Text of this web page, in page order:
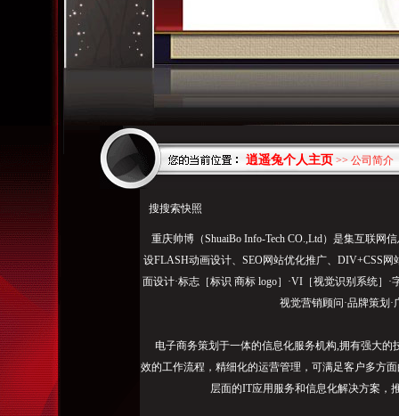
逍遥兔个人主页 >> 公司简介
搜搜索快照
重庆帅博（ShuaiBo Info-Tech CO.,Ltd）是集互联网
设FLASH动画设计、SEO网站优化推广、DIV+CSS
面设计·标志［标识 商标 logo］·VI［视觉识别系统］·
视觉营销顾问·品牌策划
电子商务策划于一体的信息化服务机构,拥有强大的
效的工作流程，精细化的运营管理，可满足客户多方
层面的IT应用服务和信息化解决方案，